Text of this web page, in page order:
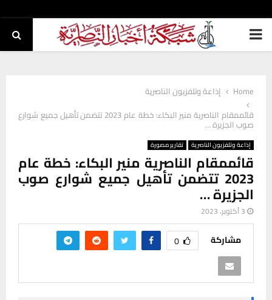
PRIMARY
Home
إذاعة وتلفزيون الناصرية
قائممقام الناصرية منير البكاء: خطة عام 2023 تتضمن تأهيل جميع شوارع
صوب الجزيرة …
إذاعة وتلفزيون الناصرية تقارير مصورة
قائممقام الناصرية منير البكاء: خطة عام
2023 تتضمن تأهيل جميع شوارع صوب
الجزيرة …
3 أكتوبر، 2023
مشاركة 0